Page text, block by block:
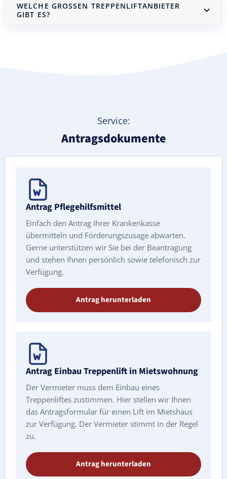
WELCHE GROSSEN TREPPENLIFTANBIETER G
IBT ES?
Service:
Antragsdokumente
Antrag Pflegehilfsmittel
Einfach den Antrag Ihrer Krankenkasse
übermitteln und Förderungszusage abwarten.
Gerne unterstützen wir Sie bei der Beantragung
und stehen Ihnen persönlich sowie telefonisch zur
Verfügung.
Antrag herunterladen
Antrag Einbau Treppenlift in Mietswohnung
Der Vermieter muss dem Einbau eines
Treppenliftes zustimmen. Hier stellen wir Ihnen
das Antragsformular für einen Lift im Mietshaus
zur Verfügung. Der Vermieter stimmt in der Regel
zu.
Antrag herunterladen